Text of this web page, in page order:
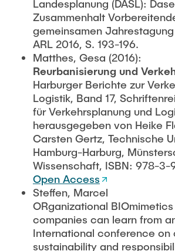
Landesplanung (DASL):
Zusammenhalt
gemeinsamen Jahrestagung
ARL 2016, S. 193-196.
Matthes, Gesa (2016):
Reurbanisierung und
Harburger Berichte zur
Logistik, Band 17,
für Verkehrsplanung und
herausgegeben von Heike
Carsten Gertz, Technische
Hamburg-Harburg,
Wissenschaft, ISBN: 978-3-
Open Access
Steffen, Marcel
ORganizational
companies can learn from
International conference on
sustainability and